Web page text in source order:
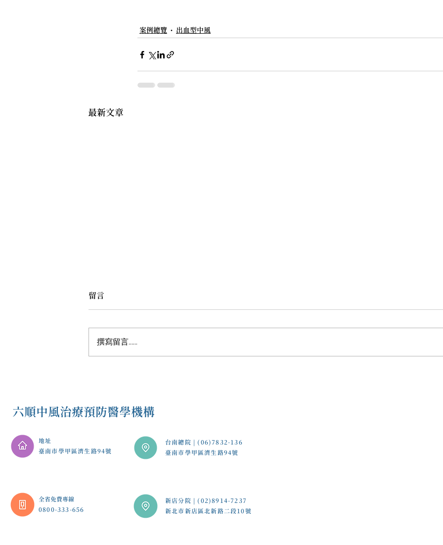
案例總覽 出血型中風
最新文章
年輕
留言
撰寫留言......
六順中風治療預防醫學機構
地址
臺南市學甲區濟生路94號
​全省免費專線
0800-333-656
台南總院 | (06)7832-136
臺南市學甲區濟生路94號
新店分院 | (02)8914-7237
新北市新店區北新路二段10號